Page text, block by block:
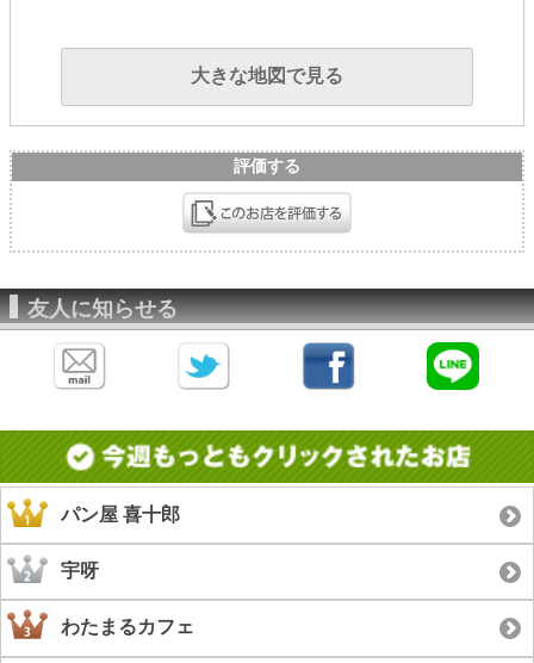
大きな地図で見る
評価する
友人に知らせる
パン屋 喜十郎
宇呀
わたまるカフェ